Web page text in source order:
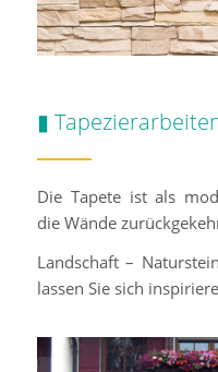
▮
Die Tapete ist als
die Wände
Landschaft –
lassen Sie sich